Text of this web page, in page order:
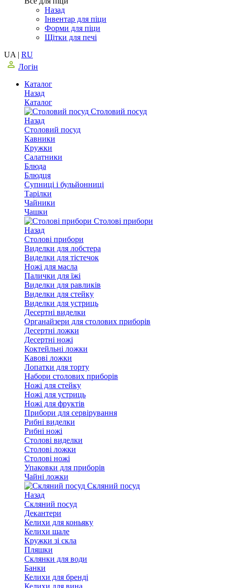
Назад
Інвентар для піци
Форми для піци
Щітки для печі
UA | RU
Логін
Каталог
Назад
Каталог
Столовий посуд
Назад
Столовий посуд
Кавники
Кружки
Салатники
Блюда
Блюдця
Супниці і бульйонниці
Тарілки
Чайники
Чашки
Столові прибори
Назад
Столові прибори
Виделки для лобстера
Виделки для тістечок
Ножі для масла
Палички для їжі
Виделки для равликів
Виделки для стейку
Виделки для устриць
Десертні виделки
Органайзери для столових приборів
Десертні ложки
Десертні ножі
Коктейльні ложки
Кавові ложки
Лопатки для торту
Набори столових приборів
Ножі для стейку
Ножі для устриць
Ножі для фруктів
Прибори для сервірування
Рибні виделки
Рибні ножі
Столові виделки
Столові ложки
Столові ножі
Упаковки для приборів
Чайні ложки
Скляний посуд
Назад
Скляний посуд
Декантери
Келихи для коньяку
Келихи шале
Кружки зі скла
Пляшки
Склянки для води
Банки
Келихи для бренді
Келихи для вина